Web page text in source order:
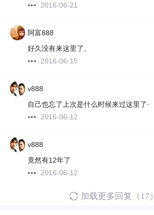
2016-06-21
阿富888
好久没有来这里了。
2016-06-15
v888
自己也忘了上次是什么时候来过这里了·
2016-06-12
v888
竟然有12年了
2016-06-12
加载更多回复（17）